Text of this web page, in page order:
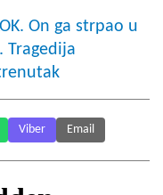
On ga strpao u
Tragedija
Viber Email